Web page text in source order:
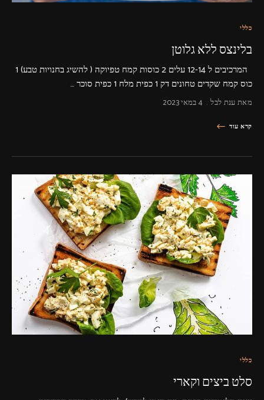
כללי
בלינצס ללא גלוטן
המרכיבים ל 12-14 עלים 2 כוסות קמח טפיוקה ( להשיג בחנויות טבע) 1
כוס קמח שקדים טחונים דק 1 כפית מלח 1 כפית סוכר …
מאתענת לבל 4 במאי 2023
קרא עוד
כללי
סלט ביצים וקארי